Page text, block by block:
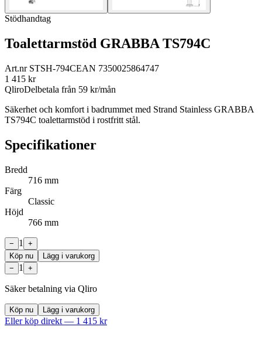
Stödhandtag
Toalettarmstöd GRABBA TS794C
Art.nr STSH-794CEAN 7350025864747
1 415 kr
QliroDelbetala från 59 kr/mån
Säkerhet och komfort i badrummet med Strand Stainless GRABBA
TS794C toalettarmstöd i rostfritt stål.
Specifikationer
Bredd
716 mm
Färg
Classic
Höjd
766 mm
− 1
+
Köp nu
Lägg i varukorg
−
1 +
Säker betalning via Qliro
Köp nu Lägg i varukorg
Eller köp direkt — 1 415 kr